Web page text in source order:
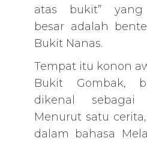
atas bukit” yang
besar adalah
Bukit Nanas.
Tempat itu konon
Bukit Gombak,
dikenal sebagai
Menurut satu
dalam bahasa